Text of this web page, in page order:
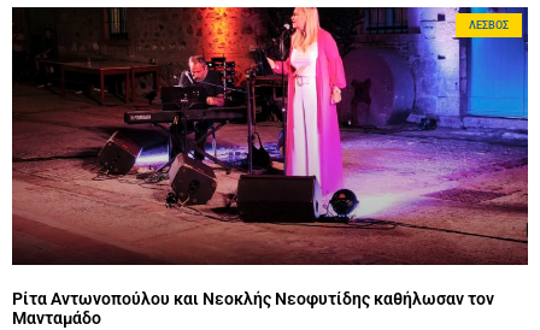
ΛΈΣΒΟΣ
Ρίτα Αντωνοπούλου και Νεοκλής Νεοφυτίδης καθήλωσαν τον
Μανταμάδο